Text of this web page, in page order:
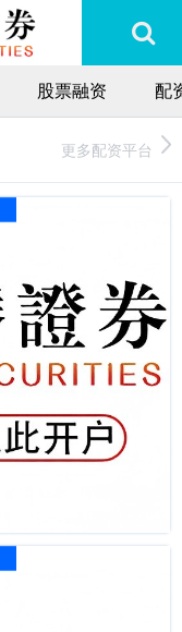
股票融资 配
更多配资平台